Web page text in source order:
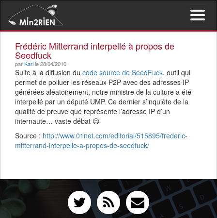
Activer/
le
Frédéric Mitterrand interpellé à propos de
Seedfuck
parKarlle 28/04/2010
Suite à la diffusion du code source de SeedFuck, outil qui
permet de polluer les réseaux P2P avec des adresses IP
générées aléatoirement, notre ministre de la culture a été
interpellé par un député UMP. Ce dernier s’inquiète de la
qualité de preuve que représente l’adresse IP d’un
internaute… vaste débat 😉
Source : http://www.01net.com/editorial/515895/frederic-
mitterrand-interpelle-a-propos-de-seedfuck/